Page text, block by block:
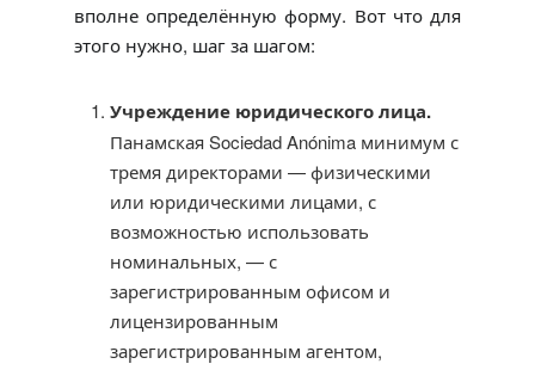
вполне определённую форму. Вот что для
этого нужно, шаг за шагом:
Учреждение юридического лица.
Панамская Sociedad Anónima минимум с
тремя директорами — физическими
или юридическими лицами, с
возможностью использовать
номинальных, — с
зарегистрированным офисом и
лицензированным
зарегистрированным агентом,